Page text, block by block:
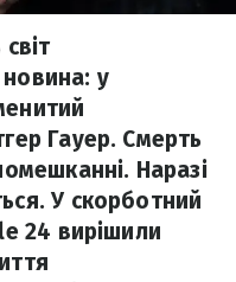
у
Гауер. Смерть
Наразі
У скорботний
24 вирішили